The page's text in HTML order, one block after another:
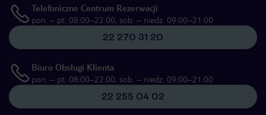
Telefoniczne Centrum Rezerwacji
pon. – pt. 08:00–22:00, sob. – niedz. 09:00–21:00
22 270 31 20
Biuro Obsługi Klienta
pon. – pt. 08:00–22:00, sob. – niedz. 09:00–21:00
22 255 04 02